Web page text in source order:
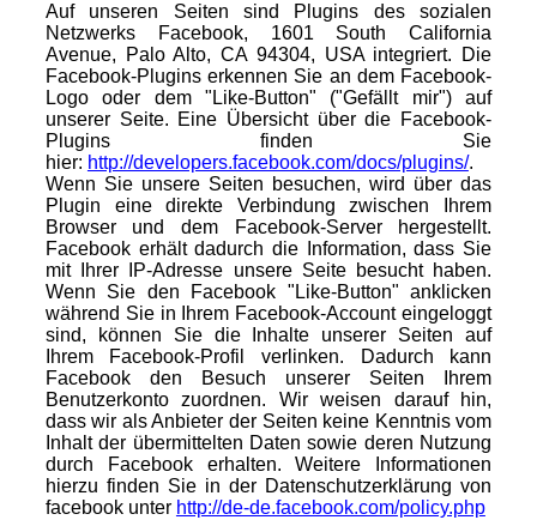
Auf unseren Seiten sind Plugins des sozialen
Netzwerks Facebook, 1601 South California
Avenue, Palo Alto, CA 94304, USA integriert. Die
Facebook-Plugins erkennen Sie an dem Facebook-
Logo oder dem "Like-Button" ("Gefällt mir") auf
unserer Seite. Eine Übersicht über die Facebook-
Plugins finden Sie
hier: http://developers.facebook.com/docs/plugins/.
Wenn Sie unsere Seiten besuchen, wird über das
Plugin eine direkte Verbindung zwischen Ihrem
Browser und dem Facebook-Server hergestellt.
Facebook erhält dadurch die Information, dass Sie
mit Ihrer IP-Adresse unsere Seite besucht haben.
Wenn Sie den Facebook "Like-Button" anklicken
während Sie in Ihrem Facebook-Account eingeloggt
sind, können Sie die Inhalte unserer Seiten auf
Ihrem Facebook-Profil verlinken. Dadurch kann
Facebook den Besuch unserer Seiten Ihrem
Benutzerkonto zuordnen. Wir weisen darauf hin,
dass wir als Anbieter der Seiten keine Kenntnis vom
Inhalt der übermittelten Daten sowie deren Nutzung
durch Facebook erhalten. Weitere Informationen
hierzu finden Sie in der Datenschutzerklärung von
facebook unter http://de-de.facebook.com/policy.php